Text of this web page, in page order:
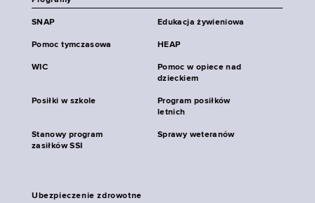
SNAP Edukacja żywieniowa
Pomoc tymczasowa HEAP
WIC
Pomoc w opiece nad
dzieckiem
Posiłki w szkole
Program posiłków
letnich
Stanowy program
zasiłków SSI
Sprawy weteranów
Ubezpieczenie zdrowotne